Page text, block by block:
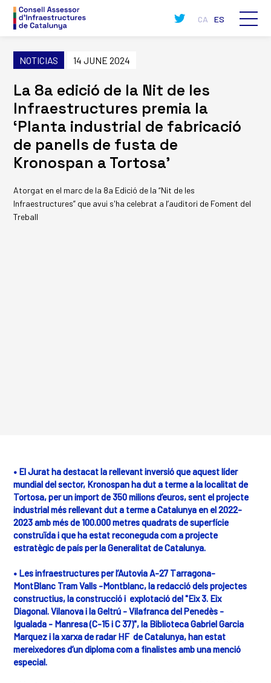
CA ES
NOTICIAS 14 JUNE 2024
La 8a edició de la Nit de les
Infraestructures premia la
‘Planta industrial de fabricació
de panells de fusta de
Kronospan a Tortosa’
Atorgat en el marc de la 8a Edició de la “Nit de les
Infraestructures” que avui s'ha celebrat a l’auditori de Foment del
Treball
• El Jurat ha destacat la rellevant inversió que aquest líder
mundial del sector, Kronospan ha dut a terme a la localitat de
Tortosa, per un import de 350 milions d’euros, sent el projecte
industrial més rellevant dut a terme a Catalunya en el 2022-
2023 amb més de 100.000 metres quadrats de superfície
construïda i que ha estat reconeguda com a projecte
estratègic de país per la Generalitat de Catalunya.
• Les infraestructures per l’Autovia A-27 Tarragona-
MontBlanc Tram Valls -Montblanc, la redacció dels projectes
constructius, la construcció i explotació del "Eix 3. Eix
Diagonal. Vilanova i la Geltrú - Vilafranca del Penedès -
Igualada - Manresa (C-15 i C 37)", la Biblioteca Gabriel Garcia
Marquez i la xarxa de radar HF de Catalunya, han estat
mereixedores d’un diploma com a finalistes amb una menció
especial.